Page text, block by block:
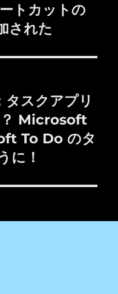
トカットの
された
スクアプリ
？ Microsoft
To Do のタ
に！